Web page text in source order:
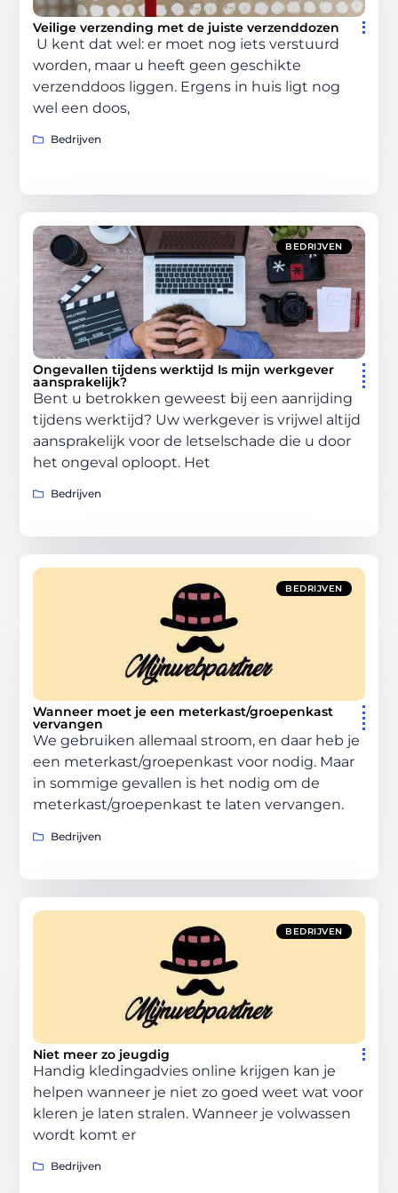
Veilige verzending met de juiste verzenddozen
U kent dat wel: er moet nog iets verstuurd
worden, maar u heeft geen geschikte
verzenddoos liggen. Ergens in huis ligt nog
wel een doos,
Bedrijven
BEDRIJVEN
Ongevallen tijdens werktijd Is mijn werkgever
aansprakelijk?
Bent u betrokken geweest bij een aanrijding
tijdens werktijd? Uw werkgever is vrijwel altijd
aansprakelijk voor de letselschade die u door
het ongeval oploopt. Het
Bedrijven
BEDRIJVEN
Wanneer moet je een meterkast/groepenkast
vervangen
We gebruiken allemaal stroom, en daar heb je
een meterkast/groepenkast voor nodig. Maar
in sommige gevallen is het nodig om de
meterkast/groepenkast te laten vervangen.
Bedrijven
BEDRIJVEN
Niet meer zo jeugdig
Handig kledingadvies online krijgen kan je
helpen wanneer je niet zo goed weet wat voor
kleren je laten stralen. Wanneer je volwassen
wordt komt er
Bedrijven